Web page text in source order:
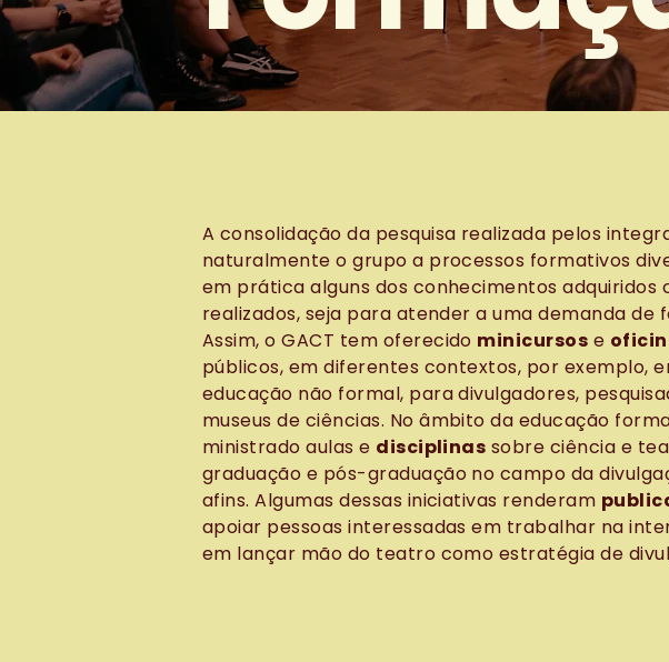
A consolidação da pesquisa realizada pelos
naturalmente o grupo a processos formativos
em prática alguns dos conhecimentos adquiridos
realizados, seja para atender a uma demanda de
Assim, o GACT tem oferecido minicursos e
públicos, em diferentes contextos, por exemplo,
educação não formal, para divulgadores,
museus de ciências. No âmbito da educação
ministrado aulas e disciplinas sobre ciência e
graduação e pós-graduação no campo da
afins. Algumas dessas iniciativas renderam
apoiar pessoas interessadas em trabalhar na
em lançar mão do teatro como estratégia de